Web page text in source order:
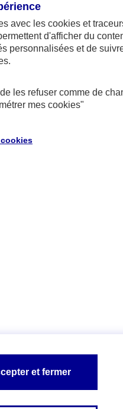
réservés
avec les cookies et
d'afficher du
personnalisées et de
les refuser comme de
mes cookies"
cookies
et fermer